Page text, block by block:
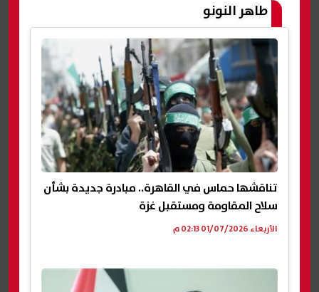
طاهر النونو
تناقشها حماس في القاهرة.. مبادرة جديدة بشأن
سلاح المقاومة ومستقبل غزة
الأربعاء 01/07/2026 02:13 م